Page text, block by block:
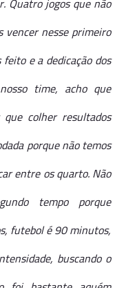
vencer nesse primeiro
e a dedicação dos
time, acho que
colher resultados
porque não temos
entre os quarto. Não
tempo porque
futebol é 90 minutos,
buscando o